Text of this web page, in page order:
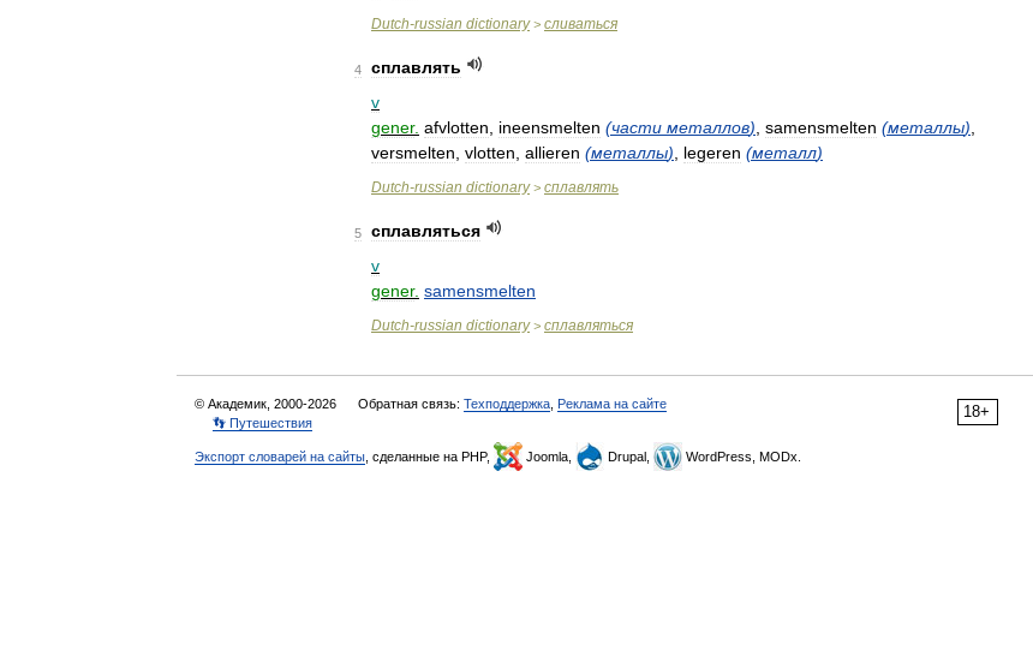
Dutch-russian dictionary> сливаться
4
сплавлять
v
gener. afvlotten ineensmelten (части металлов) samensmelten (металлы)
versmelten vlotten allieren (металлы) legeren (металл)
Dutch-russian dictionary> сплавлять
5
сплавляться
v
gener. samensmelten
Dutch-russian dictionary> сплавляться
18+
© Академик, 2000-2026 Обратная связь: Техподдержка Реклама на сайте
👣 Путешествия
Экспорт словарей на сайты , сделанные на PHP, Joomla, Drupal, WordPress, MODx.